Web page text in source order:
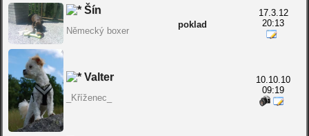
Šín
Německý boxer
poklad
17.3.12
20:13
Valter
_Kříženec_
10.10.10
09:19